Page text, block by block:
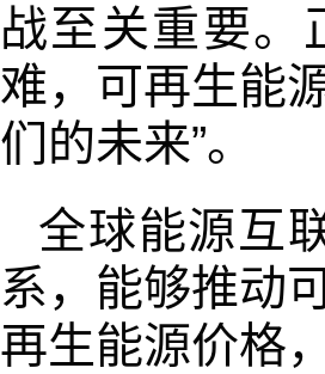
战至关重要。
难，可再生能
们的未来”。
全球能源互
系，能够推动
再生能源价格